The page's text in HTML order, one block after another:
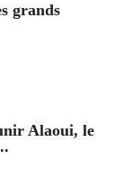
grands
Alaoui, le